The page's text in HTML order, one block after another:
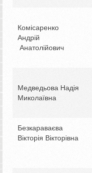
Комісаренко
Андрій
Анатолійович
Медведьова Надія
Миколаївна
Безкараваєва
Вікторія Вікторівна